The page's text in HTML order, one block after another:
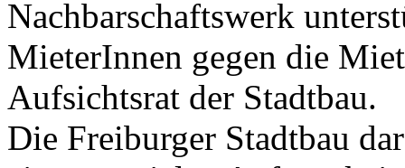
Nachbarschaftswerk
MieterInnen gegen die
Aufsichtsrat der Stadtbau.
Die Freiburger Stadtbau